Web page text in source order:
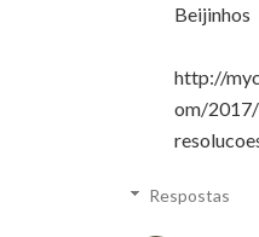
Beijinhos
http://
om/
Respostas